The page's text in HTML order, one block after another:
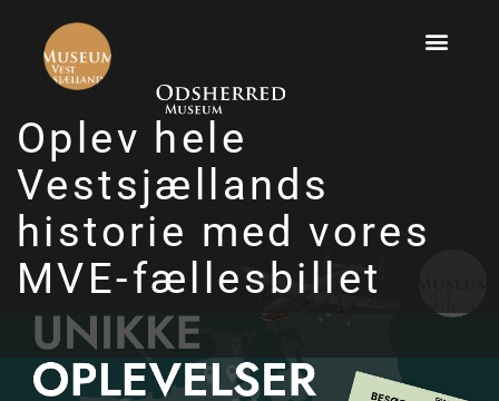
Oplev hele
Vestsjællands
historie med vores
MVE-fællesbillet